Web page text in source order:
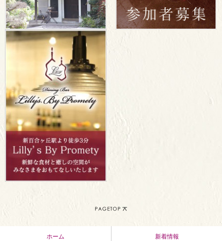
ホーム 新着情報